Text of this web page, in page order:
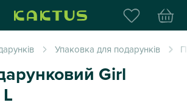
Інтернет-магазин
Упаковка для подарунків
Girl